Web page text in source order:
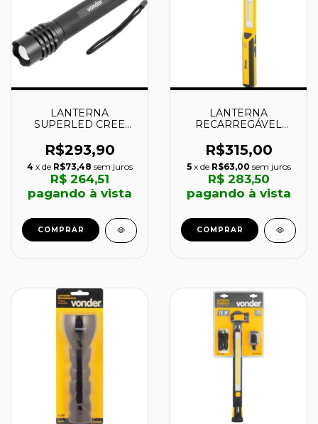
LANTERNA
SUPERLED CREE
8075250000 -
VONDER
R$293,90
4 x de R$73,48 sem juros
R$ 264,51
pagando à vista
COMPRAR
LANTERNA
RECARREGÁVEL
8075250500 -
VONDER
R$315,00
5 x de R$63,00 sem juros
R$ 283,50
pagando à vista
COMPRAR